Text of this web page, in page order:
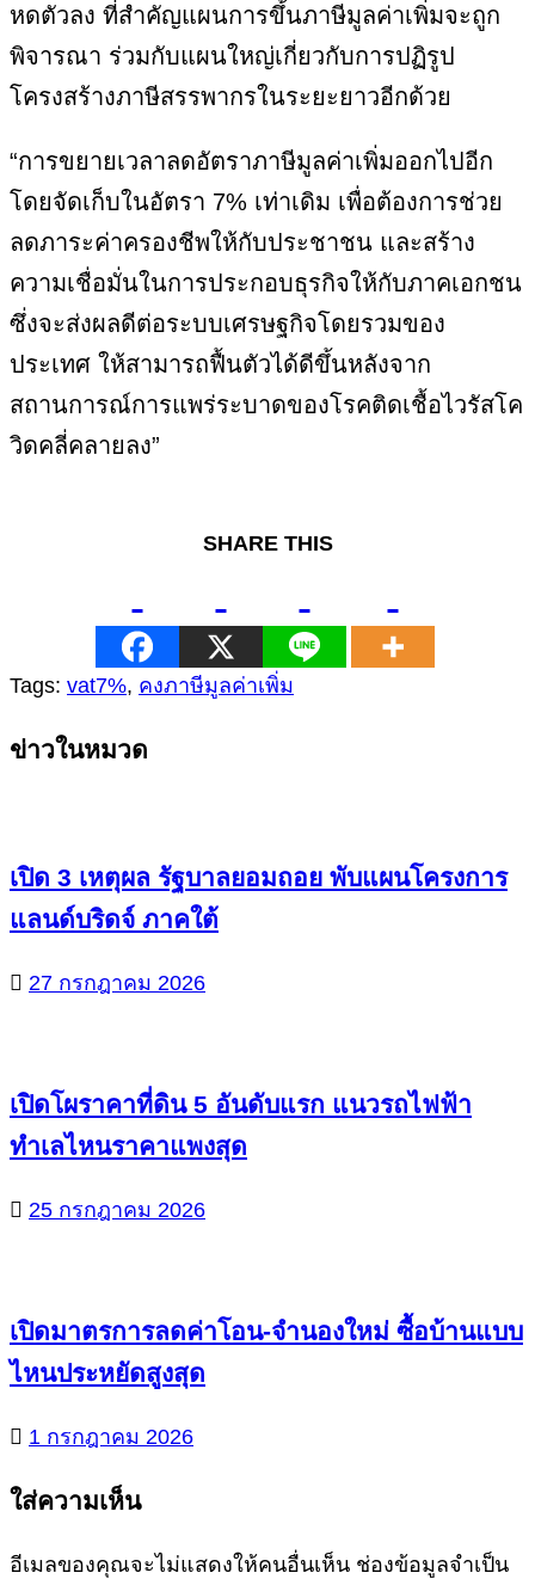
หดตัวลง ที่สำคัญแผนการขึ้นภาษีมูลค่าเพิ่มจะถูก
พิจารณา ร่วมกับแผนใหญ่เกี่ยวกับการปฏิรูป
โครงสร้างภาษีสรรพากรในระยะยาวอีกด้วย
“การขยายเวลาลดอัตราภาษีมูลค่าเพิ่มออกไปอีก
โดยจัดเก็บในอัตรา 7% เท่าเดิม เพื่อต้องการช่วย
ลดภาระค่าครองชีพให้กับประชาชน และสร้าง
ความเชื่อมั่นในการประกอบธุรกิจให้กับภาคเอกชน
ซึ่งจะส่งผลดีต่อระบบเศรษฐกิจโดยรวมของ
ประเทศ ให้สามารถฟื้นตัวได้ดีขึ้นหลังจาก
สถานการณ์การแพร่ระบาดของโรคติดเชื้อไวรัสโค
วิดคลี่คลายลง”
SHARE THIS
Tags: vat7%, คงภาษีมูลค่าเพิ่ม
Continue
ข่าวในหมวด
เปิด 3 เหตุผล รัฐบาลยอมถอย พับแผนโครงการ
แลนด์บริดจ์ ภาคใต้
27 กรกฎาคม 2026
เปิดโผราคาที่ดิน 5 อันดับแรก แนวรถไฟฟ้า
ทำเลไหนราคาแพงสุด
25 กรกฎาคม 2026
เปิดมาตรการลดค่าโอน-จำนองใหม่ ซื้อบ้านแบบ
ไหนประหยัดสูงสุด
1 กรกฎาคม 2026
ใส่ความเห็น
อีเมลของคุณจะไม่แสดงให้คนอื่นเห็น ช่องข้อมูลจำเป็น